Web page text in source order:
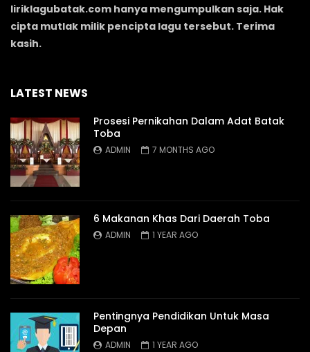
liriklagubatak.com hanya mengumpulkan saja. Hak
cipta mutlak milik pencipta lagu tersebut. Terima
kasih.
LATEST NEWS
Prosesi Pernikahan Dalam Adat Batak
Toba
ADMIN 7 MONTHS AGO
6 Makanan Khas Dari Daerah Toba
ADMIN 1 YEAR AGO
Pentingnya Pendidikan Untuk Masa
Depan
ADMIN 1 YEAR AGO